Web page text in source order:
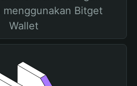
menggunakan Bitget
Wallet